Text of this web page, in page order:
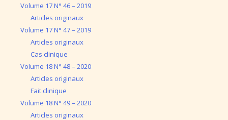
Volume 17 N° 46 – 2019
Articles originaux
Volume 17 N° 47 – 2019
Articles originaux
Cas clinique
Volume 18 N° 48 – 2020
Articles originaux
Fait clinique
Volume 18 N° 49 – 2020
Articles originaux